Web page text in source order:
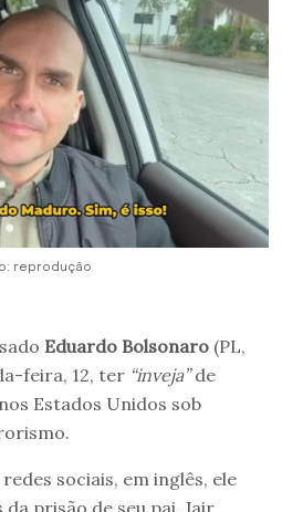
reprodução
Eduardo Bolsonaro (PL,
feira, 12, ter “inveja”de
Estados Unidos sob
sociais, em inglês, ele